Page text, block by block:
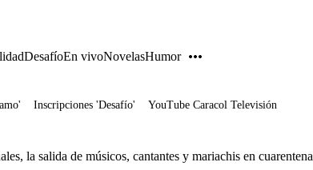
DesafíoEn vivoNovelasHumor
Inscripciones 'Desafío' YouTube Caracol Televisión
la salida de músicos, cantantes y mariachis en cuarentena